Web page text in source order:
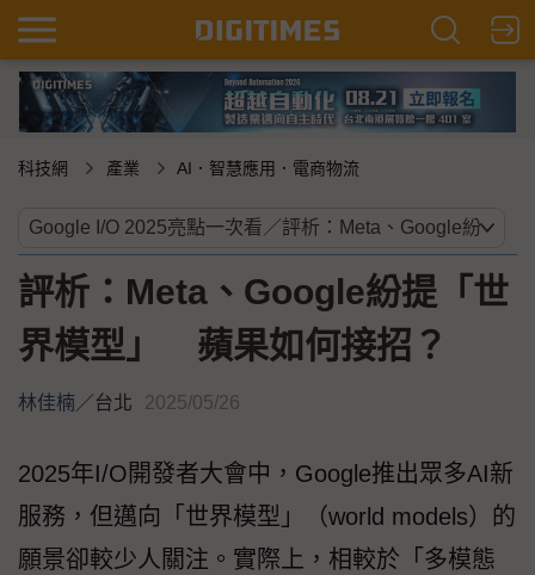
科技網 產業 AI．智慧應用．電商物流
評析：Meta、Google紛提「世
界模型」 蘋果如何接招？
林佳楠／台北 2025/05/26
2025年I/O開發者大會中，Google推出眾多AI新
服務，但邁向「世界模型」（world models）的
願景卻較少人關注。實際上，相較於「多模態